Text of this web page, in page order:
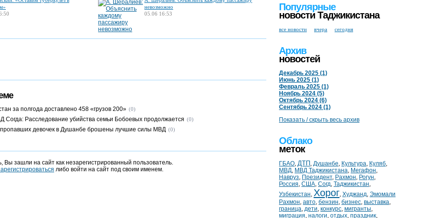
невозможно
05.06 16:53
за полгода доставлено 458 «грузов 200» (0)
Согда: Расследование убийства семьи Бобоевых продолжается (0)
девочек в Душанбе брошены лучшие силы МВД (0)
Вы зашли на сайт как незарегистрированный пользователь.
либо войти на сайт под своим именем.
Популярные
новости Таджикистана
все новости вчера сегодня
Архив
новостей
Декабрь 2025 (1)
Июнь 2025 (1)
Февраль 2025 (1)
Ноябрь 2024 (5)
Октябрь 2024 (6)
Сентябрь 2024 (1)
Показать / скрыть весь архив
Облако
меток
ГБАО, ДТП , Душанбе, Культура, Куляб,
МВД, МВД Таджикистана, Мегафон,
Навруз, Президент, Рахмон, Рогун,
Россия, США, Согд, Таджикистан,
Узбекистан, Хорог, Худжанд, Эмомали
Рахмон, авто, бензин, бизнес, выставка,
граница, дети, конкурс, мигранты,
миграция, налоги, отдых, праздник,